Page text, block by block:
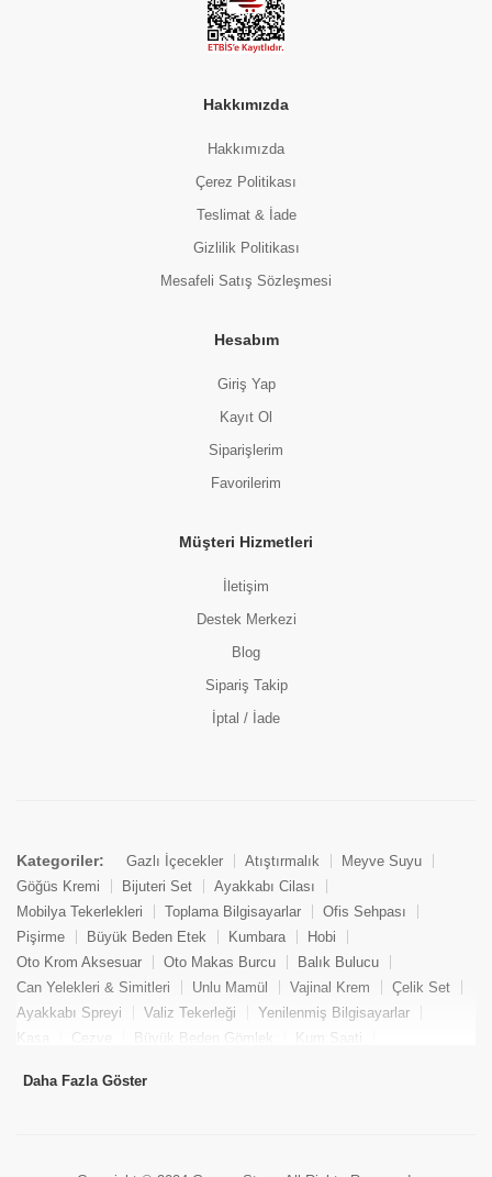
Hakkımızda
Hakkımızda
Çerez Politikası
Teslimat & İade
Gizlilik Politikası
Mesafeli Satış Sözleşmesi
Hesabım
Giriş Yap
Kayıt Ol
Siparişlerim
Favorilerim
Müşteri Hizmetleri
İletişim
Destek Merkezi
Blog
Sipariş Takip
İptal / İade
Kategoriler: Gazlı İçecekler Atıştırmalık
Meyve Suyu
Göğüs Kremi
Bijuteri Set
Ayakkabı Cilası
Mobilya Tekerlekleri
Toplama Bilgisayarlar
Ofis Sehpası
Pişirme
Büyük Beden Etek Kumbara
Hobi
Oto Krom Aksesuar
Oto Makas Burcu
Balık Bulucu
Can Yelekleri & Simitleri
Unlu Mamül Vajinal Krem
Çelik Set
Ayakkabı Spreyi
Valiz Tekerleği
Yenilenmiş Bilgisayarlar
Kasa
Cezve Büyük Beden Gömlek
Kum Saati
Tekne Bağlama & Demirleme
Daha Fazla Göster